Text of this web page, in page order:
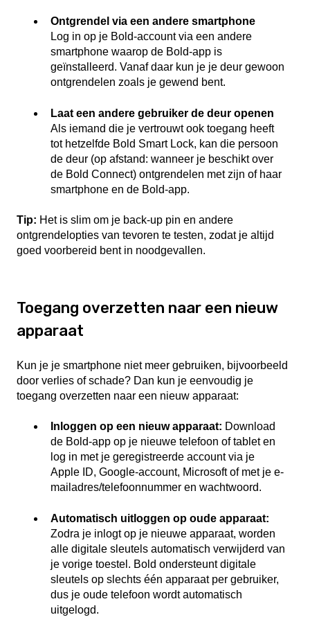
Ontgrendel via een andere smartphone
Log in op je Bold-account via een andere
smartphone waarop de Bold-app is
geïnstalleerd. Vanaf daar kun je je deur gewoon
ontgrendelen zoals je gewend bent.
Laat een andere gebruiker de deur openen
Als iemand die je vertrouwt ook toegang heeft
tot hetzelfde Bold Smart Lock, kan die persoon
de deur (op afstand: wanneer je beschikt over
de Bold Connect) ontgrendelen met zijn of haar
smartphone en de Bold-app.
Tip: Het is slim om je back-up pin en andere
ontgrendelopties van tevoren te testen, zodat je altijd
goed voorbereid bent in noodgevallen.
Toegang overzetten naar een nieuw
apparaat
Kun je je smartphone niet meer gebruiken, bijvoorbeeld
door verlies of schade? Dan kun je eenvoudig je
toegang overzetten naar een nieuw apparaat:
Inloggen op een nieuw apparaat: Download
de Bold-app op je nieuwe telefoon of tablet en
log in met je geregistreerde account via je
Apple ID, Google-account, Microsoft of met je e-
mailadres/telefoonnummer en wachtwoord.
Automatisch uitloggen op oude apparaat:
Zodra je inlogt op je nieuwe apparaat, worden
alle digitale sleutels automatisch verwijderd van
je vorige toestel. Bold ondersteunt digitale
sleutels op slechts één apparaat per gebruiker,
dus je oude telefoon wordt automatisch
uitgelogd.